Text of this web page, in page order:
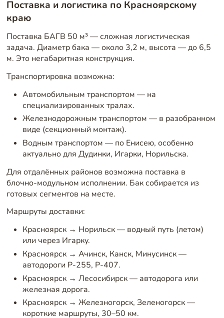
Поставка и логистика по Красноярскому
краю
Поставка БАГВ 50 м³ — сложная логистическая
задача. Диаметр бака — около 3,2 м, высота — до 6,5
м. Это негабаритная конструкция.
Транспортировка возможна:
Автомобильным транспортом — на
специализированных тралах.
Железнодорожным транспортом — в разобранном
виде (секционный монтаж).
Водным транспортом — по Енисею, особенно
актуально для Дудинки, Игарки, Норильска.
Для отдалённых районов возможна поставка в
блочно-модульном исполнении. Бак собирается из
готовых сегментов на месте.
Маршруты доставки:
Красноярск → Норильск — водный путь (летом)
или через Игарку.
Красноярск → Ачинск, Канск, Минусинск —
автодороги Р-255, Р-407.
Красноярск → Лесосибирск — автодорога или
железная дорога.
Красноярск → Железногорск, Зеленогорск —
короткие маршруты, 30–50 км.